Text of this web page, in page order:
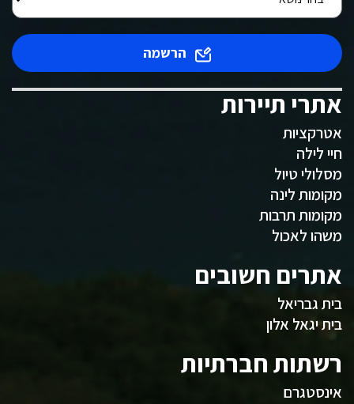
הרשמה
אתרי תיירות
אטרקציות
חיי לילה
מסלולי טיול
מקומות לינה
מקומות תרבות
משהו לאכול
אתרים חשובים
בית גבריאל
בית יגאל אלון
רשתות חברתיות
אינסטגרם